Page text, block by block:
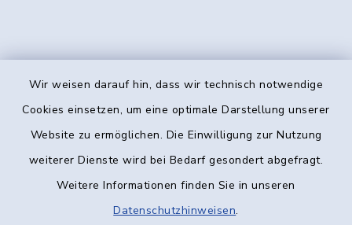
Wir weisen darauf hin, dass wir technisch notwendige
Cookies einsetzen, um eine optimale Darstellung unserer
Website zu ermöglichen. Die Einwilligung zur Nutzung
weiterer Dienste wird bei Bedarf gesondert abgefragt.
Weitere Informationen finden Sie in unseren
Datenschutzhinweisen.
Kontakt
Datenschutz